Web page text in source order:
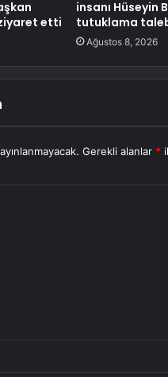
etti
insanı Hüseyin
tutuklama
Ağustos 8, 2026
Gerekli alanlar *